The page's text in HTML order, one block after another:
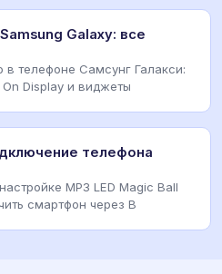
Galaxy: все
в телефоне Самсунг Галакси:
Display и виджеты
телефона
MP3 LED Magic Ball
смартфон через B